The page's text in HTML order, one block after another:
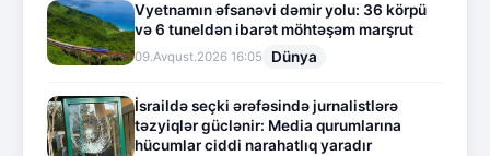
Vyetnamın əfsanəvi dəmir yolu: 36 körpü
və 6 tuneldən ibarət möhtəşəm marşrut
09.Avqust.2026 16:05 Dünya
İsraildə seçki ərəfəsində jurnalistlərə
təzyiqlər güclənir: Media qurumlarına
hücumlar ciddi narahatlıq yaradır